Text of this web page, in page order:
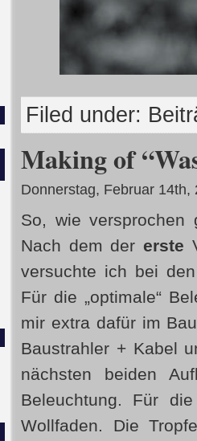
Filed under:
Making of
Donnerstag, Februar 14th,
So, wie
Nach dem der erste
versuchte ich bei
Für die „optimale“
mir extra dafür im
Baustrahler + Kabel
nächsten beiden
Beleuchtung. Für
Wollfaden. Die